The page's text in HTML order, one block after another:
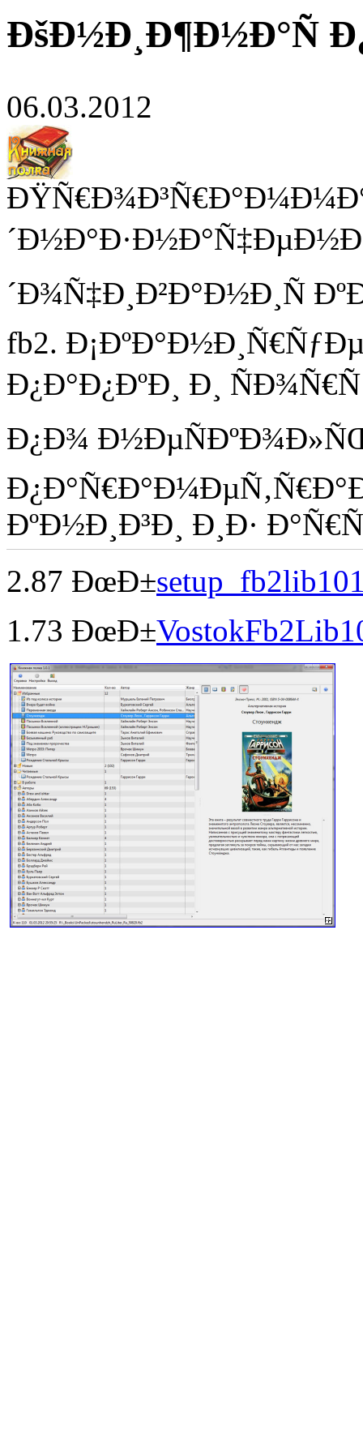
ÐšÐ½Ð¸Ð¶Ð½Ð°Ñ
06.03.2012
´Ð¾Ñ‡Ð¸Ð²Ð°Ð½Ð¸Ñ
fb2.
Ð¿Ð°Ð¿ÐºÐ¸ Ð¸
Ð¿Ð¾
ÐºÐ½Ð¸Ð³Ð¸ Ð¸Ð·
2.87 ÐœÐ±
1.73 ÐœÐ±